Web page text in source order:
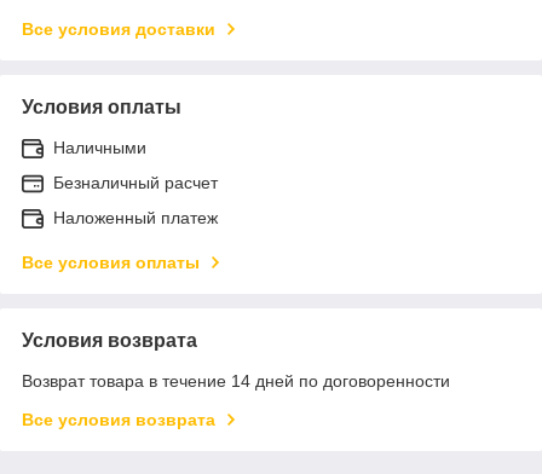
Все условия доставки
Условия оплаты
Наличными
Безналичный расчет
Наложенный платеж
Все условия оплаты
Условия возврата
Возврат товара в течение 14 дней по договоренности
Все условия возврата